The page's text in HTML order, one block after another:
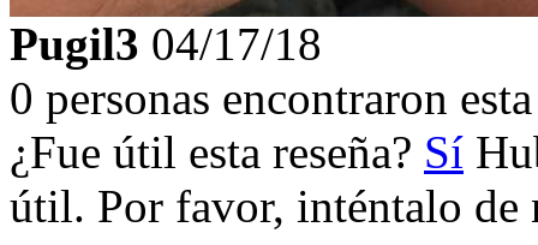
Pugil3 04/17/18
0 personas encontraron
¿Fue útil esta reseña? Sí
útil. Por favor, inténtalo de